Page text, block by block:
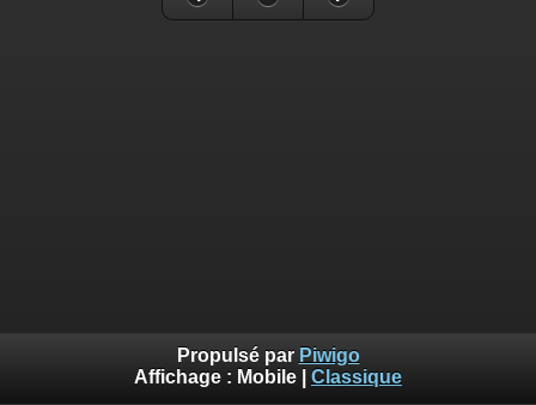
Propulsé par Piwigo
Affichage : Mobile Classique